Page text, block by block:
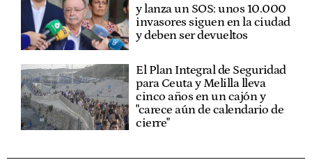
y lanza un SOS: unos 10.000
invasores siguen en la ciudad
y deben ser devueltos
El Plan Integral de Seguridad
para Ceuta y Melilla lleva
cinco años en un cajón y
"carece aún de calendario de
cierre"